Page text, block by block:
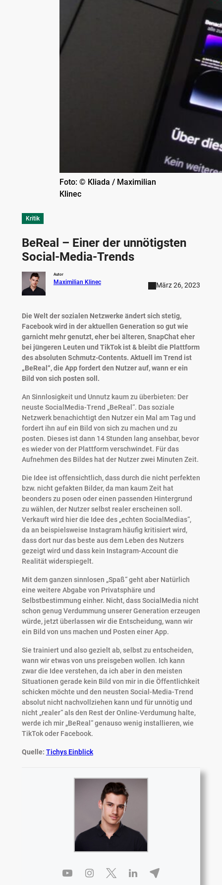
Foto: © Kliada / Maximilian
Klinec
Kritik
BeReal – Einer der unnötigsten
Social-Media-Trends
Autor
Maximilian Klinec März 26, 2023
Die Welt der sozialen Netzwerke ändert sich stetig,
Facebook wird in der aktuellen Generation so gut wie
garnicht mehr genutzt, eher bei älteren, SnapChat eher
bei jüngeren Leuten und TikTok ist & bleibt die Plattform
des absoluten Schmutz-Contents. Aktuell im Trend ist
„BeReal“, die App fordert den Nutzer auf, wann er ein
Bild von sich posten soll.
An Sinnlosigkeit und Unnutz kaum zu überbieten: Der
neuste SocialMedia-Trend „BeReal“. Das soziale
Netzwerk benachichtigt den Nutzer ein Mal am Tag und
fordert ihn auf ein Bild von sich zu machen und zu
posten. Dieses ist dann 14 Stunden lang ansehbar, bevor
es wieder von der Plattform verschwindet. Für das
Aufnehmen des Bildes hat der Nutzer zwei Minuten Zeit.
Die Idee ist offensichtlich, dass durch die nicht perfekten
bzw. nicht gefakten Bilder, da man kaum Zeit hat
beonders zu posen oder einen passenden Hintergrund
zu wählen, der Nutzer selbst realer erscheinen soll.
Verkauft wird hier die Idee des „echten SocialMedias“,
da an beispielsweise Instagram häufig kritisiert wird,
dass dort nur das beste aus dem Leben des Nutzers
gezeigt wird und dass kein Instagram-Account die
Realität widerspiegelt.
Mit dem ganzen sinnlosen „Spaß“ geht aber Natürlich
eine weitere Abgabe von Privatsphäre und
Selbstbestimmung einher. Nicht, dass SocialMedia nicht
schon genug Verdummung unserer Generation erzeugen
würde, jetzt überlassen wir die Entscheidung, wann wir
ein Bild von uns machen und Posten einer App.
Sie trainiert und also gezielt ab, selbst zu entscheiden,
wann wir etwas von uns preisgeben wollen. Ich kann
zwar die Idee verstehen, da ich aber in den meisten
Situationen gerade kein Bild von mir in die Öffentlichkeit
schicken möchte und den neusten Social-Media-Trend
absolut nicht nachvollziehen kann und für unnötig und
nicht „realer“ als den Rest der Online-Verdumung halte,
werde ich mir „BeReal“ genauso wenig installieren, wie
TikTok oder Facebook.
Quelle: Tichys Einblick